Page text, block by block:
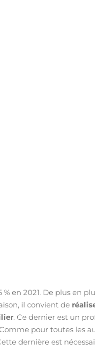
en 2021. De plus en
il convient de
. Ce dernier est un
pour toutes les
dernière est